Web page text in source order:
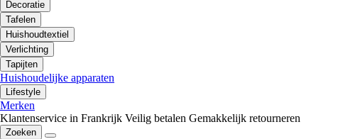
Decoratie
Tafelen
Huishoudtextiel
Verlichting
Tapijten
Huishoudelijke apparaten
Lifestyle
Merken
Klantenservice in Frankrijk Veilig betalen Gemakkelijk retourneren
Zoeken